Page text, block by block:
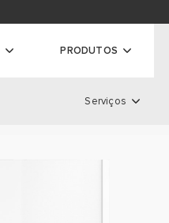
PRODUTOS
Serviços
Serviços